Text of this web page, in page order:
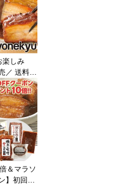
楽しみ
／ 送料無
の味噌煮
角煮 肉
めるだけ
敬老の日
ント の
寄せグル
グルメ ご
実用的
つまみ
＆マラソ
】初回限